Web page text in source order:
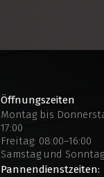
Öffnungszeiten
Montag bis
17:00
Freitag: 08:00–16:00
Samstag und
Pannendienstzeiten: